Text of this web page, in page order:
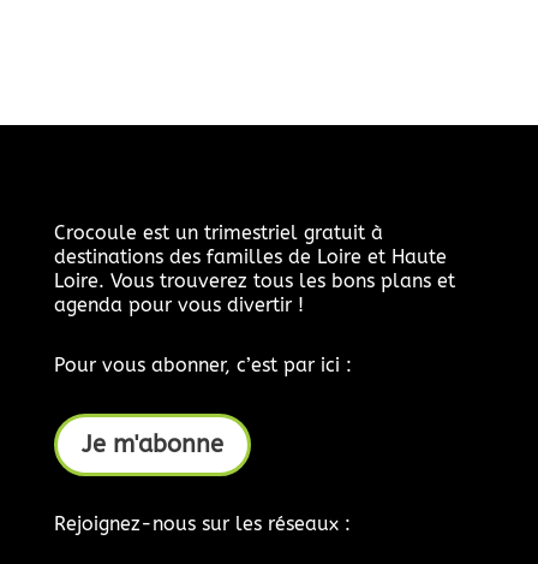
Crocoule est un trimestriel gratuit à
destinations des familles de Loire et Haute
Loire. Vous trouverez tous les bons plans et
agenda pour vous divertir !
Pour vous abonner, c’est par ici :
Je m'abonne
Rejoignez-nous sur les réseaux :